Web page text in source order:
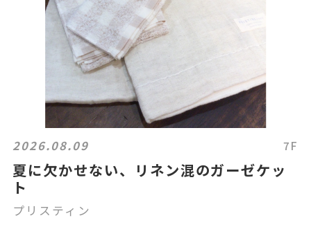
2026.08.09 7F
夏に欠かせない、リネン混のガーゼケッ
ト
プリスティン